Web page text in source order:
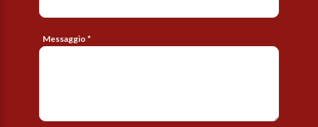
Messaggio *